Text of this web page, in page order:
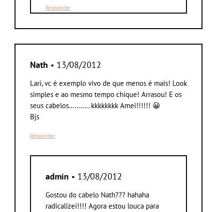
Responder
Nath • 13/08/2012
Lari, vc é exemplo vivo de que menos é mais! Look
simples e ao mesmo tempo chique! Arrasou! E os
seus cabelos……….. kkkkkkkk Amei!!!!!! 😀
Bjs
Responder
admin • 13/08/2012
Gostou do cabelo Nath??? hahaha
radicalizei!!!! Agora estou louca para